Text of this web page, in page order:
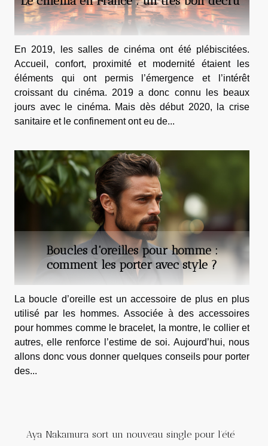
En 2019, les salles de cinéma ont été plébiscitées.
Accueil, confort, proximité et modernité étaient les
éléments qui ont permis l’émergence et l’intérêt
croissant du cinéma. 2019 a donc connu les beaux
jours avec le cinéma. Mais dès début 2020, la crise
sanitaire et le confinement ont eu de...
Boucles d'oreilles pour homme :
comment les porter avec style ?
La boucle d’oreille est un accessoire de plus en plus
utilisé par les hommes. Associée à des accessoires
pour hommes comme le bracelet, la montre, le collier et
autres, elle renforce l’estime de soi. Aujourd’hui, nous
allons donc vous donner quelques conseils pour porter
des...
Aya Nakamura sort un nouveau single pour l’été